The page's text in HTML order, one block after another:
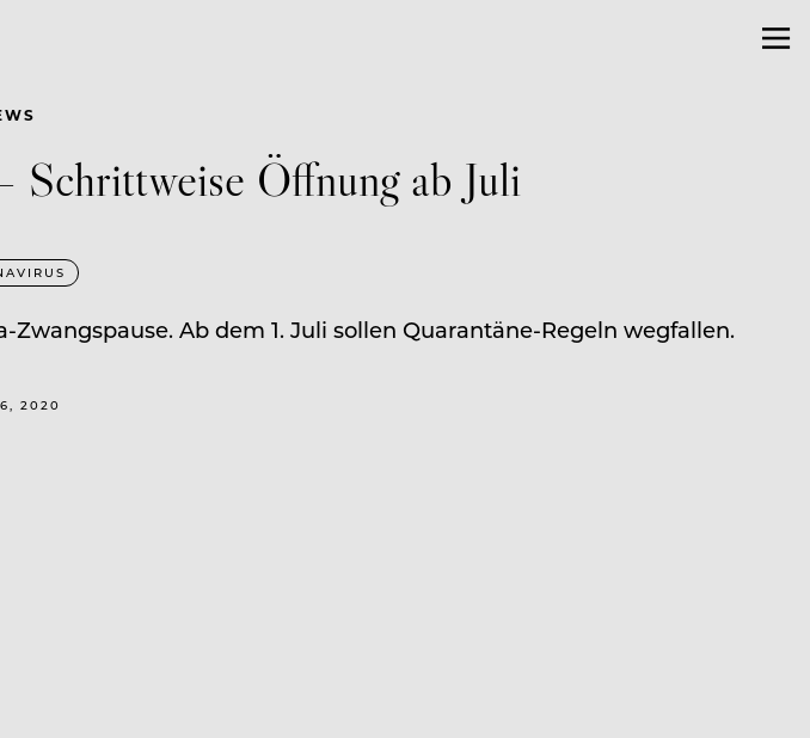
Schrittweise Öffnung ab Juli
Ab dem 1. Juli sollen Quarantäne-Regeln wegfallen.
2020